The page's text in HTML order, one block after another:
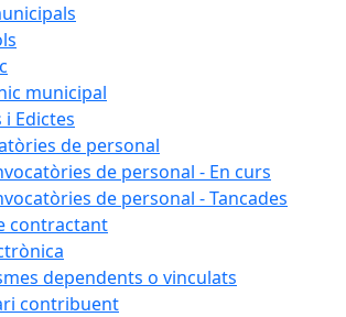
municipal
i Edictes
de personal
de personal - En curs
de personal - Tancades
contractant
dependents o vinculats
contribuent